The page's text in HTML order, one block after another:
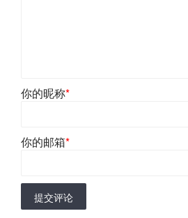
你的昵称*
你的邮箱*
提交评论